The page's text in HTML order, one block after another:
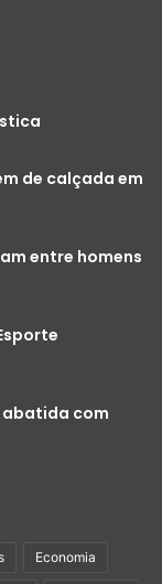
de calçada em
entre homens
abatida com
Economia